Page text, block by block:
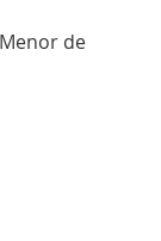
Menor de